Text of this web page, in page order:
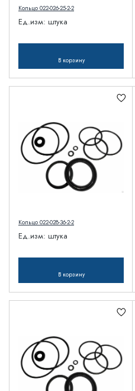
Кольцо 022-026-25-2-2
Ед.изм: штука
В корзину
Кольцо 022-028-36-2-2
Ед.изм: штука
В корзину